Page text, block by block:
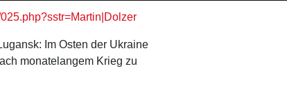
Im Osten der Ukraine
monatelangem Krieg zu